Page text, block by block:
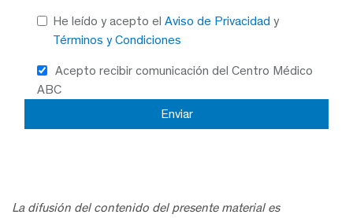
He leído y acepto el Aviso de Privacidad y
Términos y Condiciones
Acepto recibir comunicación del Centro Médico
ABC
La difusión del contenido del presente material es